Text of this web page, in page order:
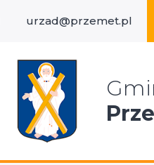
urzad@przemet.pl